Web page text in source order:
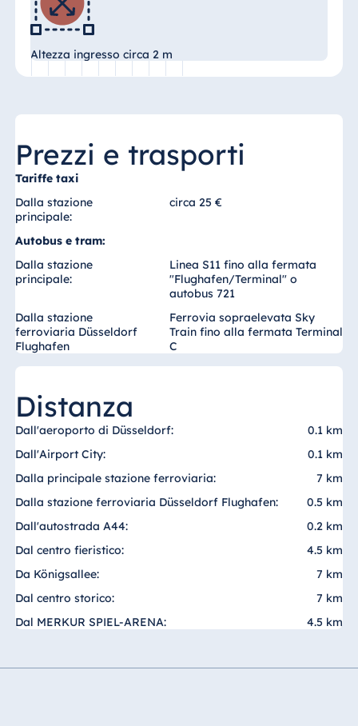
Hotel Amelia
Hotel &
Conference
Center Taicang
Italia
Antonine Hotel &
Spa Malta
Mauritius
Resort & Spa
Mauritius
Altezza ingresso circa 2 m
Prezzi e trasporti
Tariffe taxi
Dalla stazione
principale:
circa 25 €
Autobus e tram:
Dalla stazione
principale:
Linea S11 fino alla fermata
"Flughafen/Terminal" o
autobus 721
Dalla stazione
ferroviaria Düsseldorf
Flughafen
Ferrovia sopraelevata Sky
Train fino alla fermata Terminal
C
Distanza
Dall'aeroporto di Düsseldorf:
0.1 km
Dall'Airport City:
0.1 km
Dalla principale stazione ferroviaria:
7 km
Dalla stazione ferroviaria Düsseldorf Flughafen:
0.5 km
Dall'autostrada A44:
0.2 km
Dal centro fieristico:
4.5 km
Da Königsallee:
7 km
Dal centro storico:
7 km
Dal MERKUR SPIEL-ARENA:
4.5 km